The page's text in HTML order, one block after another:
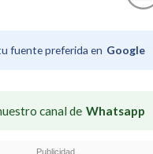
fuente preferida en Google
canal de Whatsapp